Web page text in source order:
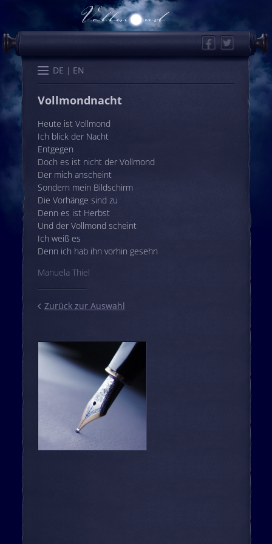
FacebookTwitter
DE EN
Start Kalender Karten
Vollmondnacht
Heute ist Vollmond
Ich blick der Nacht
Entgegen
Doch es ist nicht der Vollmond
Der mich anscheint
Sondern mein Bildschirm
Die Vorhänge sind zu
Denn es ist Herbst
Und der Vollmond scheint
Ich weiß es
Denn ich hab ihn vorhin gesehn
Manuela Thiel
Zurück zur Auswahl